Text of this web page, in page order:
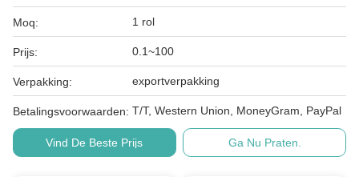
Moq: 1 rol
Prijs: 0.1~100
Verpakking: exportverpakking
Betalingsvoorwaarden: T/T, Western Union, MoneyGram, PayPal
Vind De Beste Prijs Ga Nu Praten.